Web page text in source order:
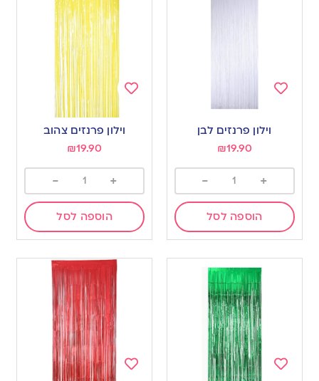
wishlist
וילון פרנזים לבן
₪19.90
+
-
הוספה לסל
wishlist
וילון פרנזים צהוב
₪19.90
+
-
הוספה לסל